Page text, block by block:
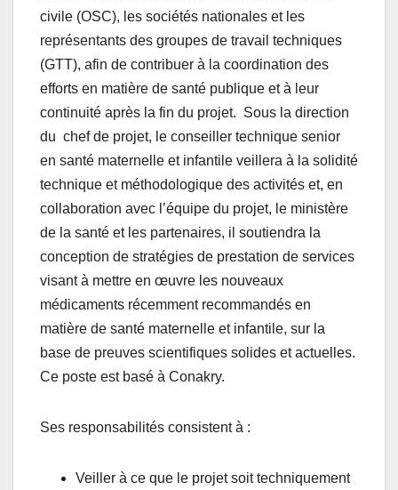
civile (OSC), les sociétés nationales et les
représentants des groupes de travail techniques
(GTT), afin de contribuer à la coordination des
efforts en matière de santé publique et à leur
continuité après la fin du projet. Sous la direction
du chef de projet, le conseiller technique senior
en santé maternelle et infantile veillera à la solidité
technique et méthodologique des activités et, en
collaboration avec l’équipe du projet, le ministère
de la santé et les partenaires, il soutiendra la
conception de stratégies de prestation de services
visant à mettre en œuvre les nouveaux
médicaments récemment recommandés en
matière de santé maternelle et infantile, sur la
base de preuves scientifiques solides et actuelles.
Ce poste est basé à Conakry.
Ses responsabilités consistent à :
Veiller à ce que le projet soit techniquement